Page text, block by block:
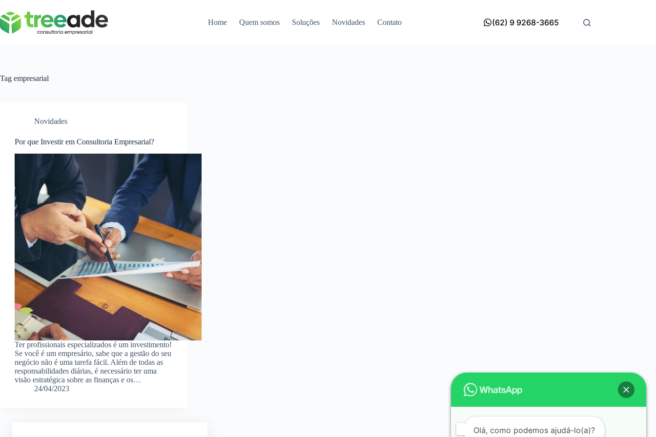
Home Quem somos Soluções Novidades Contato (62) 9 9268-3665
Tag empresarial
Novidades
Por que Investir em Consultoria Empresarial?
Ter profissionais especializados é um investimento!
Se você é um empresário, sabe que a gestão do seu
negócio não é uma tarefa fácil. Além de todas as
responsabilidades diárias, é necessário ter uma
visão estratégica sobre as finanças e os…
24/04/2023
Olá, como podemos ajudá-lo(a)?